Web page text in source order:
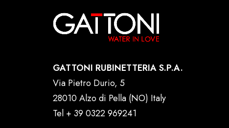
GATTONI RUBINETTERIA S.P.A.
Via Pietro Durio, 5
28010 Alzo di Pella (NO) Italy
Tel + 39 0322 969241